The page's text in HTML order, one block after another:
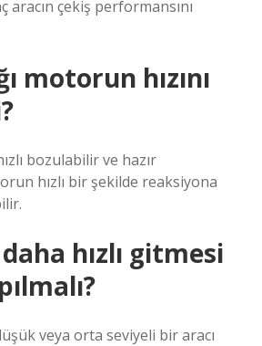
aracın çekiş performansını
motorun hızını
bozulabilir ve hazır
hızlı bir şekilde reaksiyona
hızlı gitmesi
veya orta seviyeli bir aracı